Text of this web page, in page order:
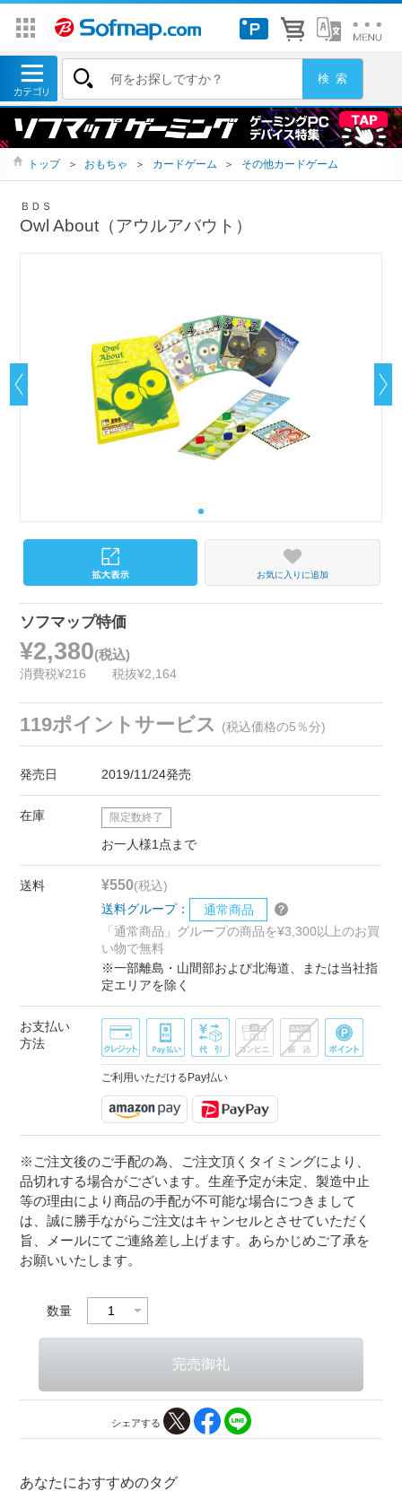
トップ ＞ おもちゃ ＞ カードゲーム ＞ その他カードゲーム
ＢＤＳ
Owl About（アウルアバウト）
お気に入りに追加
ソフマップ特価
¥2,380(税込)
消費税¥216 税抜¥2,164
119ポイントサービス (税込価格の5％分)
発売日 2019/11/24発売
在庫 限定数終了
お一人様1点まで
送料 ¥550(税込)
送料グループ：
通常商品
「通常商品」グループの商品を¥3,300以上のお買
い物で無料
※一部離島・山間部および北海道、または当社指
定エリアを除く
お支払い
方法
ご利用いただけるPay払い
※ご注文後のご手配の為、ご注文頂くタイミングにより、
品切れする場合がございます。生産予定が未定、製造中止
等の理由により商品の手配が不可能な場合につきまして
は、誠に勝手ながらご注文はキャンセルとさせていただく
旨、メールにてご連絡差し上げます。あらかじめご了承を
お願いいたします。
数量
シェアする
あなたにおすすめのタグ